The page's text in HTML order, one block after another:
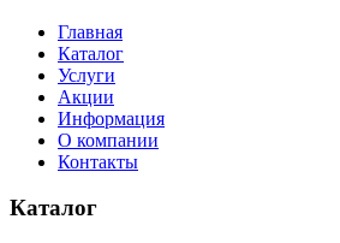
Главная
Каталог
Услуги
Акции
Информация
О компании
Контакты
Каталог